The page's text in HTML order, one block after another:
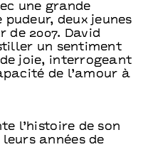
une grande
deux jeunes
de 2007. David
un sentiment
joie, interrogeant
de l’amour à
l’histoire de son
années de